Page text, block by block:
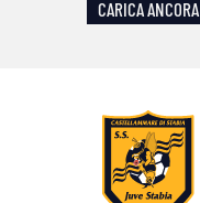
CARICA ANCORA